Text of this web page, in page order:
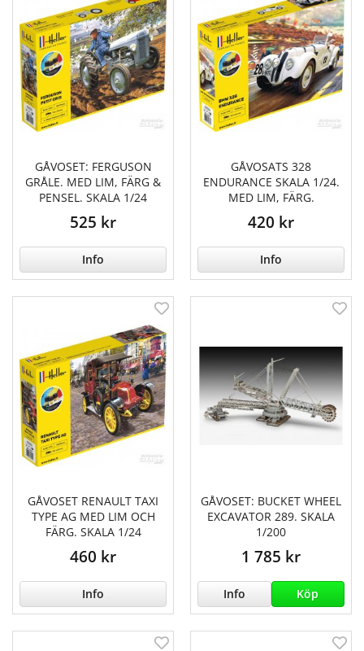
GÅVOSET: FERGUSON
GRÅLE. MED LIM, FÄRG &
PENSEL. SKALA 1/24
525 kr
Info
GÅVOSATS 328
ENDURANCE SKALA 1/24.
MED LIM, FÄRG.
420 kr
Info
GÅVOSET RENAULT TAXI
TYPE AG MED LIM OCH
FÄRG. SKALA 1/24
460 kr
Info
GÅVOSET: BUCKET WHEEL
EXCAVATOR 289. SKALA
1/200
1 785 kr
Info Köp